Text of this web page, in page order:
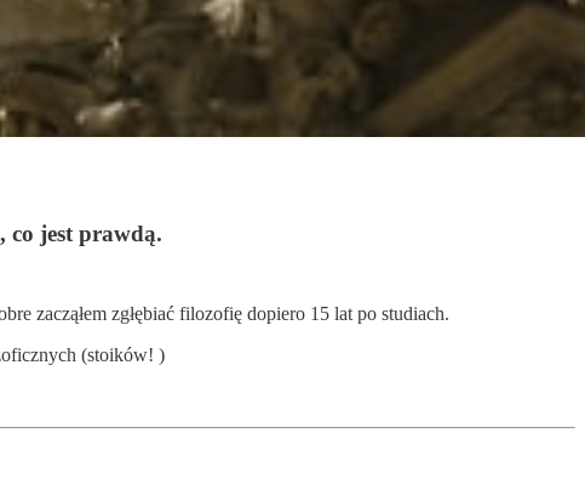
co jest prawdą.
zacząłem zgłębiać filozofię dopiero 15 lat po studiach.
(stoików! )